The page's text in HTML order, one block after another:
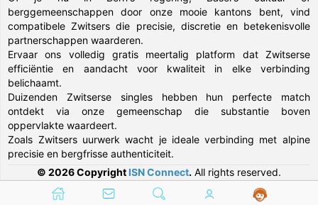
berggemeenschappen door onze mooie kantons bent, vind
compatibele Zwitsers die precisie, discretie en betekenisvolle
partnerschappen waarderen.
Ervaar ons volledig gratis meertalig platform dat Zwitserse
efficiëntie en aandacht voor kwaliteit in elke verbinding
belichaamt.
Duizenden Zwitserse singles hebben hun perfecte match
ontdekt via onze gemeenschap die substantie boven
oppervlakte waardeert.
Zoals Zwitsers uurwerk wacht je ideale verbinding met alpine
precisie en bergfrisse authenticiteit.
© 2026 Copyright ISN Connect. All rights reserved.